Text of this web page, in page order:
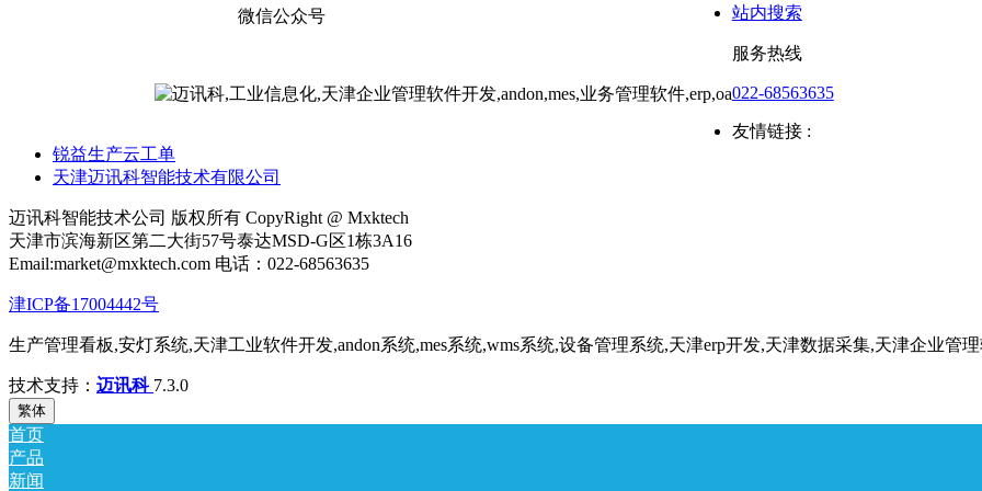
微信公众号 站内搜索
服务热线
022-68563635
友情链接 :
锐益生产云工单
天津迈讯科智能技术有限公司
迈讯科智能技术公司 版权所有 CopyRight @ Mxktech
天津市滨海新区第二大街57号泰达MSD-G区1栋3A16
Email:market@mxktech.com 电话：022-68563635
津ICP备17004442号
生产管理看板,安灯系统,天津工业软件开发,andon系统,mes系统,wms系统,设备管理系统,天津erp开发,天津数据采集,天津企业管
技术支持： 迈讯科 7.3.0
繁体
首页
产品
新闻